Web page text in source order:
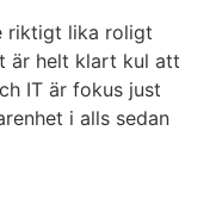
riktigt lika roligt
är helt klart kul att
IT är fokus just
i alls sedan